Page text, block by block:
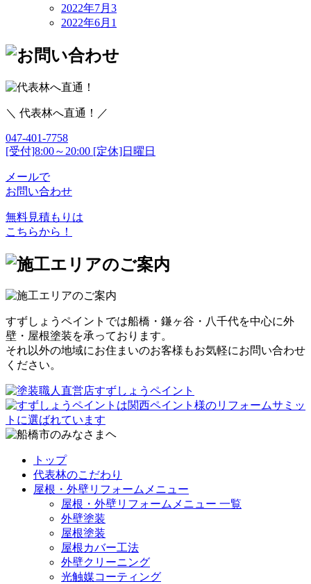
2022年7月 3
2022年6月 1
＼ 代表林へ直通！／
047-401-7758
[受付]8:00～20:00 [定休]日曜日
メールで
お問い合わせ
無料見積もりは
こちらから！
すずしょうペイントでは船橋・鎌ヶ谷・八千代を中心に外
壁・屋根塗装を承っております。
それ以外の地域にお住まいのお客様もお気軽にお問い合わせ
ください。
トップ
代表林のこだわり
屋根・外壁リフォームメニュー
屋根・外壁リフォームメニュー 一覧
外壁塗装
屋根塗装
屋根カバー工法
外壁クリーニング
光触媒コーティング